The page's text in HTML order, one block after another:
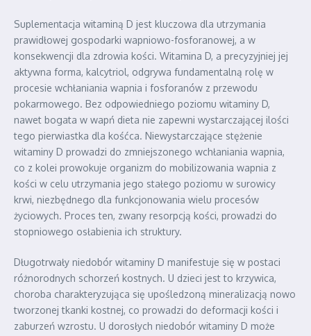
Suplementacja witaminą D jest kluczowa dla utrzymania
prawidłowej gospodarki wapniowo-fosforanowej, a w
konsekwencji dla zdrowia kości. Witamina D, a precyzyjniej jej
aktywna forma, kalcytriol, odgrywa fundamentalną rolę w
procesie wchłaniania wapnia i fosforanów z przewodu
pokarmowego. Bez odpowiedniego poziomu witaminy D,
nawet bogata w wapń dieta nie zapewni wystarczającej ilości
tego pierwiastka dla kośćca. Niewystarczające stężenie
witaminy D prowadzi do zmniejszonego wchłaniania wapnia,
co z kolei prowokuje organizm do mobilizowania wapnia z
kości w celu utrzymania jego stałego poziomu w surowicy
krwi, niezbędnego dla funkcjonowania wielu procesów
życiowych. Proces ten, zwany resorpcją kości, prowadzi do
stopniowego osłabienia ich struktury.
Długotrwały niedobór witaminy D manifestuje się w postaci
różnorodnych schorzeń kostnych. U dzieci jest to krzywica,
choroba charakteryzująca się upośledzoną mineralizacją nowo
tworzonej tkanki kostnej, co prowadzi do deformacji kości i
zaburzeń wzrostu. U dorosłych niedobór witaminy D może